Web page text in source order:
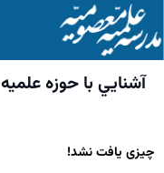
آشنايي با حوزه علميه
چیزی یافت نشد!